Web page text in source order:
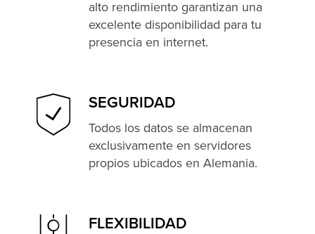
alto rendimiento garantizan una
excelente disponibilidad para tu
presencia en internet.
SEGURIDAD
Todos los datos se almacenan
exclusivamente en servidores
propios ubicados en Alemania.
FLEXIBILIDAD